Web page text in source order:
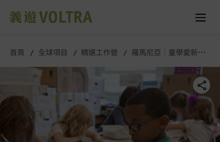
首頁 全球項目 精選工作營
羅馬尼亞｜童學愛新鮮
舉行城市/地點 (只供參考)